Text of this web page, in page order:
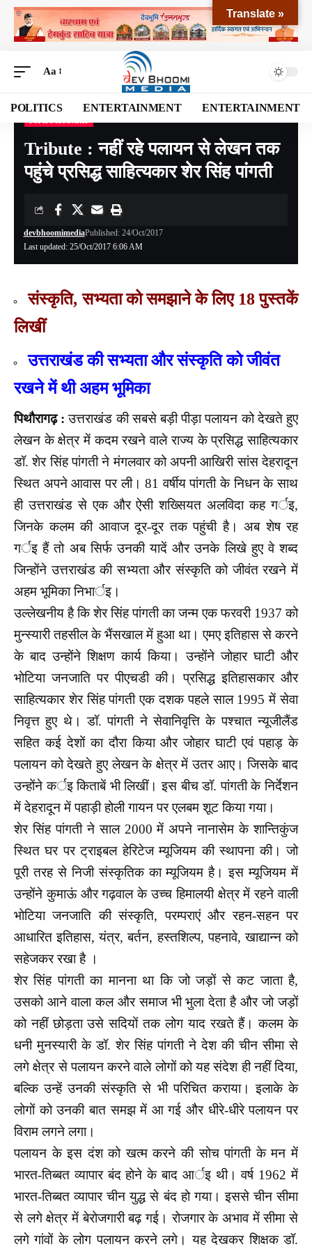
Aa
POLITICS ENTERTAINMENT ENTERTAINMENT
Devbhoomi Media Blog>NATIONAL>UTTARAKHAND>PITHORAGARH
Tribute : नहीं रहे पलायन से लेखन तक
पहुंचे प्रसिद्ध साहित्यकार शेर सिंह पांगती
Last updated: 25/Oct/2017 6:06 AM
devbhoomimediaPublished: 24/Oct/2017
संस्कृति, सभ्यता को समझाने के लिए 18 पुस्तकें
लिखीं
उत्तराखंड की सभ्यता और संस्कृति को जीवंत
रखने में थी अहम भूमिका
पिथौरागढ़ : उत्तराखंड की सबसे बड़ी पीड़ा पलायन को देखते हुए
लेखन के क्षेत्र में कदम रखने वाले राज्य के प्रसिद्ध साहित्यकार
डॉ. शेर सिंह पांगती ने मंगलवार को अपनी आखिरी सांस देहरादून
स्थित अपने आवास पर ली। 81 वर्षीय पांगती के निधन के साथ
ही उत्तराखंड से एक और ऐसी शख्सियत अलविदा कह गर्इ,
जिनके कलम की आवाज दूर-दूर तक पहुंची है। अब शेष रह
गर्इ हैं तो अब सिर्फ उनकी यादें और उनके लिखे हुए वे शब्द
जिन्होंने उत्तराखंड की सभ्यता और संस्कृति को जीवंत रखने में
अहम भूमिका निभार्इ।
उल्लेखनीय है कि शेर सिंह पांगती का जन्म एक फरवरी 1937 को
मुन्स्यारी तहसील के भैंसखाल में हुआ था। एमए इतिहास से करने
के बाद उन्होंने शिक्षण कार्य किया। उन्होंने जोहार घाटी और
भोटिया जनजाति पर पीएचडी की। प्रसिद्ध इतिहासकार और
साहित्यकार शेर सिंह पांगती एक दशक पहले साल 1995 में सेवा
निवृत्त हुए थे। डॉ. पांगती ने सेवानिवृत्ति के पश्चात न्यूजीलैंड
सहित कई देशों का दौरा किया और जोहार घाटी एवं पहाड़ के
पलायन को देखते हुए लेखन के क्षेत्र में उतर आए। जिसके बाद
उन्होंने कर्इ किताबें भी लिखीं। इस बीच डॉ. पांगती के निर्देशन
में देहरादून में पहाड़ी होली गायन पर एलबम शूट किया गया।
शेर सिंह पांगती ने साल 2000 में अपने नानासेम के शान्तिकुंज
स्थित घर पर ट्राइबल हेरिटेज म्यूजियम की स्थापना की। जो
पूरी तरह से निजी संस्कृतिक का म्यूजियम है। इस म्यूजियम में
उन्होंने कुमाऊं और गढ़वाल के उच्च हिमालयी क्षेत्र में रहने वाली
भोटिया जनजाति की संस्कृति, परम्पराएं और रहन-सहन पर
आधारित इतिहास, यंत्र, बर्तन, हस्तशिल्प, पहनावे, खाद्यान्न को
सहेजकर रखा है ।
शेर सिंह पांगती का मानना था कि जो जड़ों से कट जाता है,
उसको आने वाला कल और समाज भी भुला देता है और जो जड़ों
को नहीं छोड़ता उसे सदियों तक लोग याद रखते हैं। कलम के
धनी मुनस्यारी के डॉ. शेर सिंह पांगती ने देश की चीन सीमा से
लगे क्षेत्र से पलायन करने वाले लोगों को यह संदेश ही नहीं दिया,
बल्कि उन्हें उनकी संस्कृति से भी परिचित कराया। इलाके के
लोगों को उनकी बात समझ में आ गई और धीरे-धीरे पलायन पर
विराम लगने लगा।
पलायन के इस दंश को खत्म करने की सोच पांगती के मन में
भारत-तिब्बत व्यापार बंद होने के बाद आर्इ थी। वर्ष 1962 में
भारत-तिब्बत व्यापार चीन युद्ध से बंद हो गया। इससे चीन सीमा
से लगे क्षेत्र में बेरोजगारी बढ़ गई। रोजगार के अभाव में सीमा से
लगे गांवों के लोग पलायन करने लगे। यह देखकर शिक्षक डॉ.
Translate »